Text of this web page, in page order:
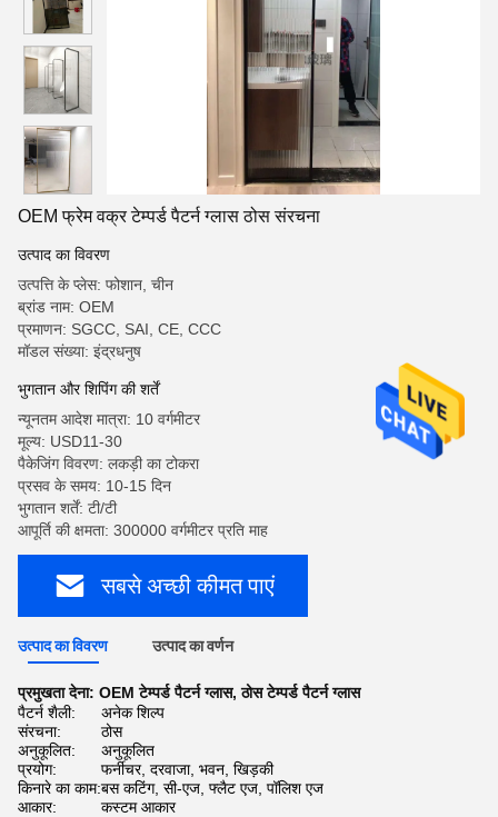
OEM फ्रेम वक्र टेम्पर्ड पैटर्न ग्लास ठोस संरचना
उत्पाद का विवरण
उत्पत्ति के प्लेस: फोशान, चीन
ब्रांड नाम: OEM
प्रमाणन: SGCC, SAI, CE, CCC
मॉडल संख्या: इंद्रधनुष
भुगतान और शिपिंग की शर्तें
न्यूनतम आदेश मात्रा: 10 वर्गमीटर
मूल्य: USD11-30
पैकेजिंग विवरण: लकड़ी का टोकरा
प्रसव के समय: 10-15 दिन
भुगतान शर्तें: टी/टी
आपूर्ति की क्षमता: 300000 वर्गमीटर प्रति माह
सबसे अच्छी कीमत पाएं
उत्पाद का विवरण उत्पाद का वर्णन
प्रमुखता देना: OEM टेम्पर्ड पैटर्न ग्लास,ठोस टेम्पर्ड पैटर्न ग्लास
पैटर्न शैली:
अनेक शिल्प
संरचना:
ठोस
अनुकूलित:
अनुकूलित
प्रयोग:
फर्नीचर, दरवाजा, भवन, खिड़की
किनारे का काम:बस कटिंग, सी-एज, फ्लैट एज, पॉलिश एज
आकार:
कस्टम आकार